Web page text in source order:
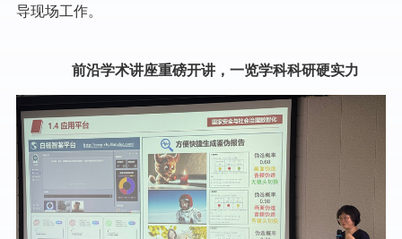
导现场工作。
前沿学术讲座重磅开讲，一览学科科研硬实力